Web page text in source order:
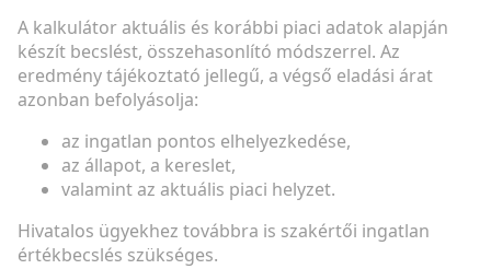
A kalkulátor aktuális és korábbi piaci adatok alapján
készít becslést, összehasonlító módszerrel. Az
eredmény tájékoztató jellegű, a végső eladási árat
azonban befolyásolja:
az ingatlan pontos elhelyezkedése,
az állapot, a kereslet,
valamint az aktuális piaci helyzet.
Hivatalos ügyekhez továbbra is szakértői ingatlan
értékbecslés szükséges.